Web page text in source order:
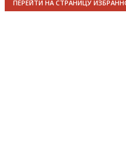
ПЕРЕЙТИ НА СТРАНИЦУ